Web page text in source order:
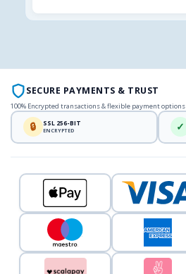
SECURE PAYMENTS & TRUST
100% Encrypted transactions & flexible payment options
🔒 SSL 256-BIT
ENCRYPTED ✓